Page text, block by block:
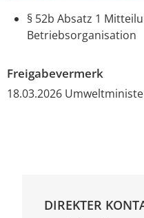
§ 52b Absatz 1
Betriebsorganisation
Freigabevermerk
18.03.2026
DIREKTER